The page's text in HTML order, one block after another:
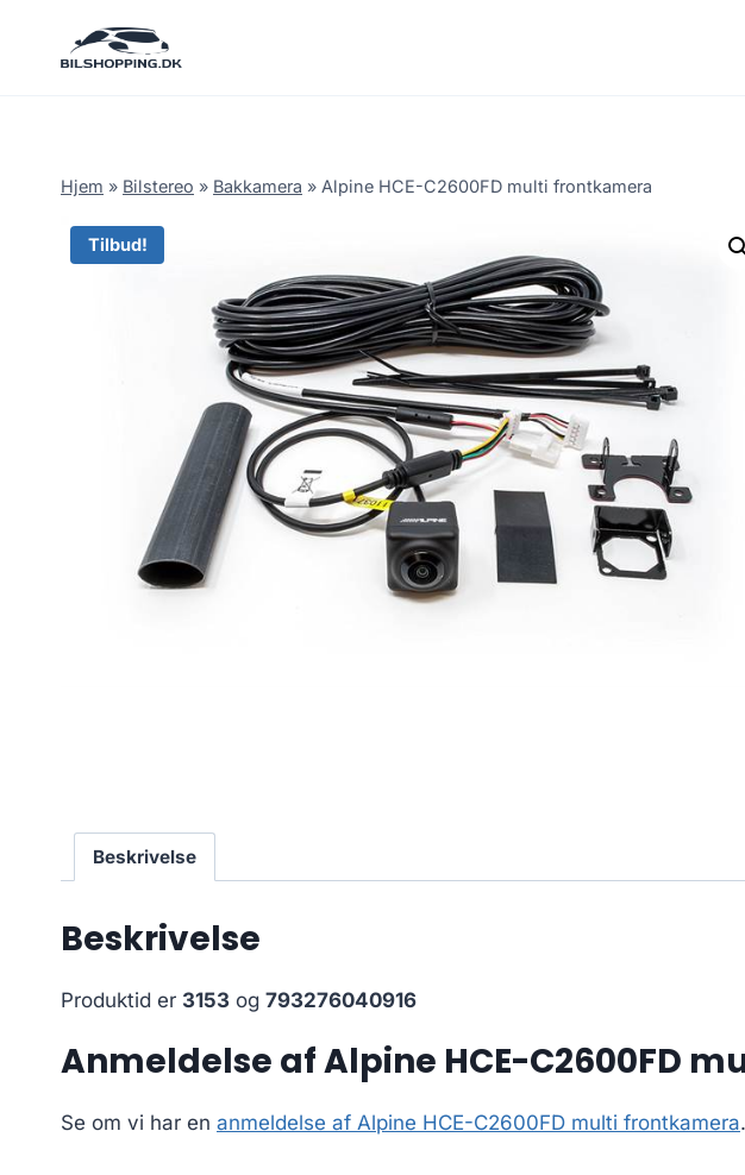
Hjem » Bilstereo » Bakkamera » Alpine HCE-C2600FD multi frontkamera
Tilbud!
Beskrivelse
Beskrivelse
Produktid er 3153 og 793276040916
Anmeldelse af Alpine HCE-C2600FD
Se om vi har en anmeldelse af Alpine HCE-C2600FD multi frontkamera.